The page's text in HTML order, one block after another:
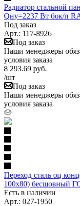
Радиатор стальной
Qну=2237 Вт бок/п
Под заказ
Арт.: 117-8926
Под заказ
Наши менеджеры
условия заказа
8 293.69 руб.
/шт
Под заказ
Наши менеджеры
условия заказа
Переход сталь оц
100х80) бесшовный
Есть в наличии
Арт.: 027-1950